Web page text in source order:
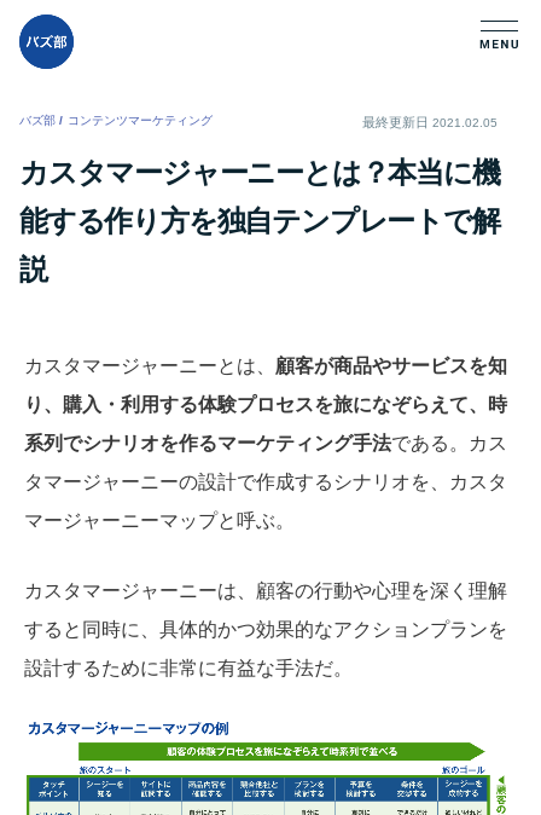
バズ部 / コンテンツマーケティング 最終更新日 2021.02.05
カスタマージャーニーとは？本当に機
能する作り方を独自テンプレートで解
説
カスタマージャーニーとは、 顧客が商品やサービスを知
り、購入・利用する体験プロセスを旅になぞらえて、時
系列でシナリオを作るマーケティング手法である。カス
タマージャーニーの設計で作成するシナリオを、カスタ
マージャーニーマップと呼ぶ。
カスタマージャーニーは、顧客の行動や心理を深く理解
すると同時に、具体的かつ効果的なアクションプランを
設計するために非常に有益な手法だ。